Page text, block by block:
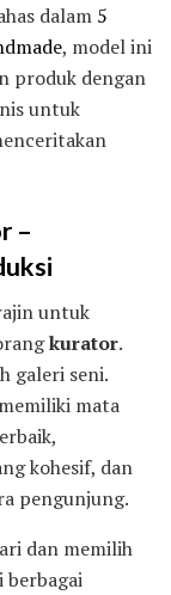
dalam 5
, model ini
produk dengan
untuk
–
untuk
kurator.
galeri seni.
mata
kohesif, dan
pengunjung.
dan memilih